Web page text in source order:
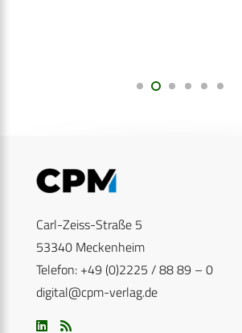
Carl-Zeiss-Straße 5
53340 Meckenheim
Telefon: +49 (0)2225 / 88 89 – 0
digital@cpm-verlag.de